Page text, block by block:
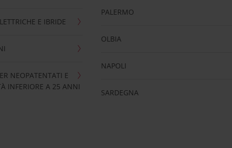
E IBRIDE
NEOPATENTATI E
INFERIORE A 25 ANNI
PALERMO
OLBIA
NAPOLI
SARDEGNA